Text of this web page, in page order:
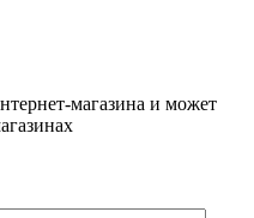
магазина и может